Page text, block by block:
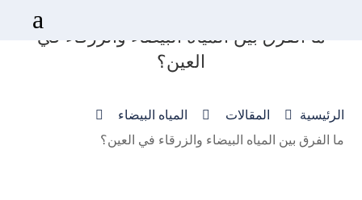
a
ما الفرق بين المياه البيضاء والزرقاء في
العين؟
الرئيسية  المقالات  المياه البيضاء

ما الفرق بين المياه البيضاء والزرقاء في العين؟